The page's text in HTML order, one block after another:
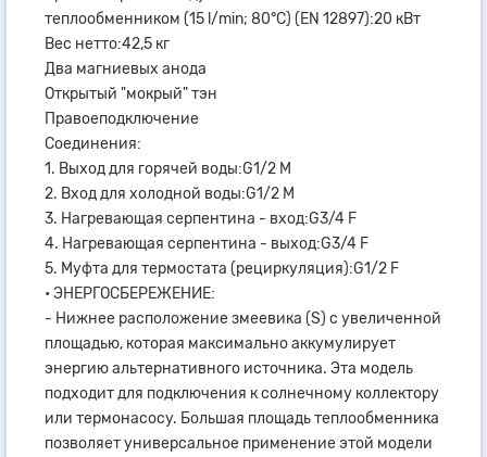
теплообменником (15 l/min; 80°C) (EN 12897):20 кВт
Вес нетто:42,5 кг
Два магниевых анода
Открытый "мокрый" тэн
Правоеподключение
Сoединения:
1. Выход для горячей воды:G1/2 M
2. Вход для холодной воды:G1/2 M
3. Нагревающая серпентина - вход:G3/4 F
4. Нагревающая серпентина - выход:G3/4 F
5. Муфта для термостата (рециркуляция):G1/2 F
• ЭНЕРГОСБЕРЕЖЕНИЕ:
- Нижнее расположение змеевика (S) с увеличенной
площадью, которая максимально аккумулирует
энергию альтернативного источника. Эта модель
подходит для подключения к солнечному коллектору
или термонасосу. Большая площадь теплообменника
позволяет универсальное применение этой модели